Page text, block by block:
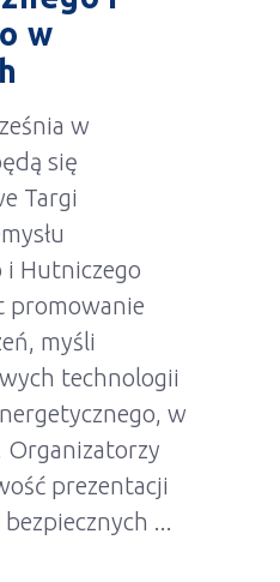
w
w
się
Targi
i Hutniczego
promowanie
myśli
technologii
w
Organizatorzy
prezentacji